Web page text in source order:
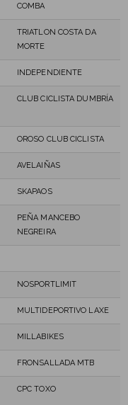
COMBA
TRIATLON COSTA DA
MORTE
INDEPENDIENTE
CLUB CICLISTA DUMBRÍA
OROSO CLUB CICLISTA
AVELAIÑAS
SKAPAOS
PEÑA MANCEBO
NEGREIRA
NOSPORTLIMIT
MULTIDEPORTIVO LAXE
MILLABIKES
FRONSALLADA MTB
CPC TOXO